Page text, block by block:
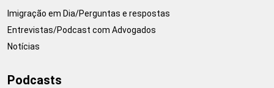
Imigração em Dia/Perguntas e respostas
Entrevistas/Podcast com Advogados
Notícias
Podcasts